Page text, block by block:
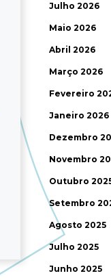
Julho 2026
Maio 2026
Abril 2026
Março 2026
Fevereiro
Janeiro 2026
Dezembro
Novembro
Outubro
Setembro
Agosto 2025
Julho 2025
Junho 2025